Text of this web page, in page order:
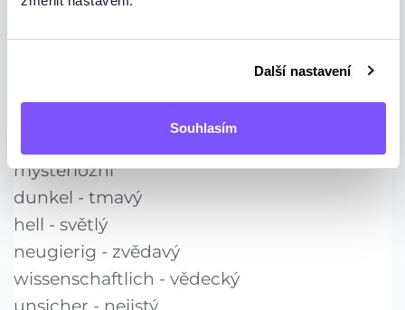
Další nastavení
Souhlasím
mysteriózní
dunkel - tmavý
hell - světlý
neugierig - zvědavý
wissenschaftlich - vědecký
unsicher - nejistý